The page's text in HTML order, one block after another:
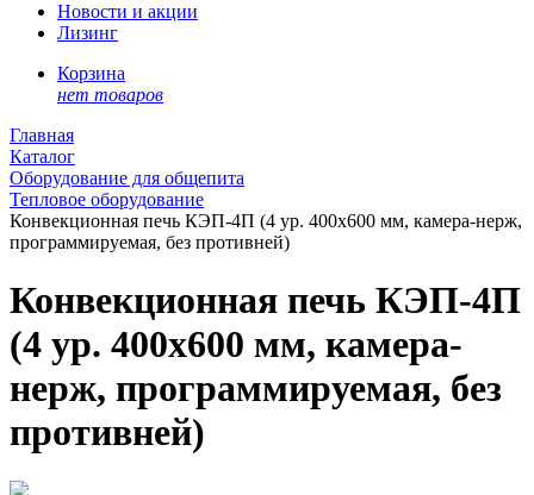
Новости и акции
Лизинг
Корзина
нет товаров
Главная
Каталог
Оборудование для общепита
Тепловое оборудование
Конвекционная печь КЭП-4П (4 ур. 400х600 мм, камера-нерж,
программируемая, без противней)
Конвекционная печь КЭП-4П
(4 ур. 400х600 мм, камера-
нерж, программируемая, без
противней)